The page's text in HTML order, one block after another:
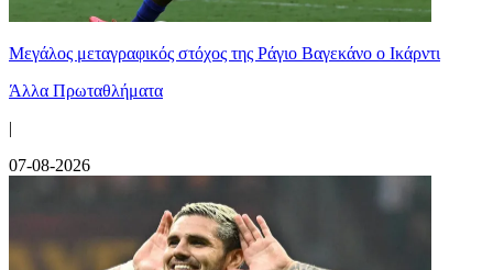
Μεγάλος μεταγραφικός στόχος της Ράγιο Βαγεκάνο ο Ικάρντι
Άλλα Πρωταθλήματα
|
07-08-2026